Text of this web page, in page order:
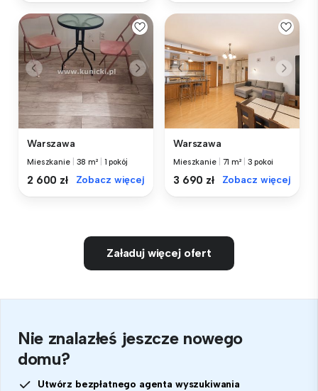
Warszawa
Mieszkanie 38 m² 1 pokój
2 600 zł Zobacz więcej
Warszawa
Mieszkanie 71 m² 3 pokoi
3 690 zł Zobacz więcej
Załaduj więcej ofert
Nie znalazłeś jeszcze nowego
domu?
Utwórz bezpłatnego agenta wyszukiwania